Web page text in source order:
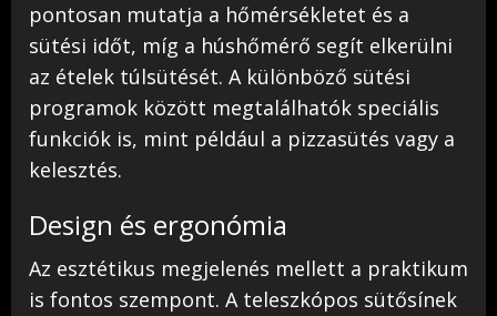
pontosan mutatja a hőmérsékletet és a
sütési időt, míg a húshőmérő segít elkerülni
az ételek túlsütését. A különböző sütési
programok között megtalálhatók speciális
funkciók is, mint például a pizzasütés vagy a
kelesztés.
Design és ergonómia
Az esztétikus megjelenés mellett a praktikum
is fontos szempont. A teleszkópos sütősínek